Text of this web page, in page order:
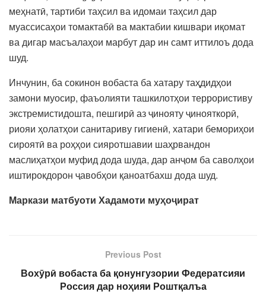
меҳнатӣ, тартиби таҳсил ва идомаи таҳсил дар
муассисаҳои томактабӣ ва мактабии кишвари иқомат
ва дигар масъалаҳои марбут дар ин самт иттилоъ дода
шуд.
Инчунин, ба сокинон вобаста ба хатару таҳдидҳои
замони муосир, фаъолияти ташкилотҳои террористиву
экстремистидошта, пешгирӣ аз ҷинояту ҷинояткорӣ,
риояи ҳолатҳои санитариву гигиенӣ, хатари бемориҳои
сироятӣ ва роҳҳои сияротшавии шаҳрвандон
маслиҳатҳои муфид дода шуда, дар анҷом ба саволҳои
иштирокдорон ҷавобҳои қаноатбахш дода шуд.
Маркази матбуоти Хадамоти муҳоҷират
Previous Post
Вохӯрӣ вобаста ба қонунгузории Федератсияи
Россия дар ноҳияи Роштқалъа